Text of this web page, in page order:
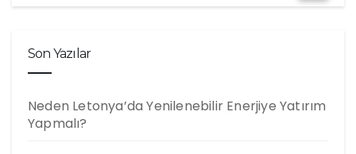
Son Yazılar
Neden Letonya’da Yenilenebilir Enerjiye Yatırım
Yapmalı?